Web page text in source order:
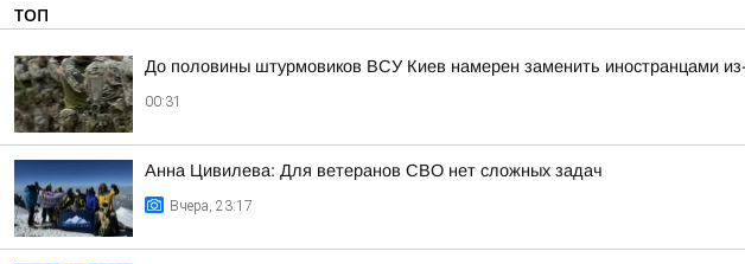
ТОП
До половины штурмовиков ВСУ Киев намерен заменить иностранцами
00:31
Анна Цивилева: Для ветеранов СВО нет сложных задач
Вчера, 23:17